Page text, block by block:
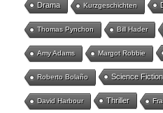
Drama Kurzgeschichten
Thomas Pynchon Bill Hader
Amy Adams Margot Robbie
Roberto Bolaño Science Fiction
David Harbour Thriller